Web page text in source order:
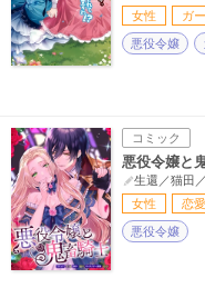
女性
ガ
悪役令嬢
コミック
悪役令嬢と
生還／猫田
女性
恋
悪役令嬢